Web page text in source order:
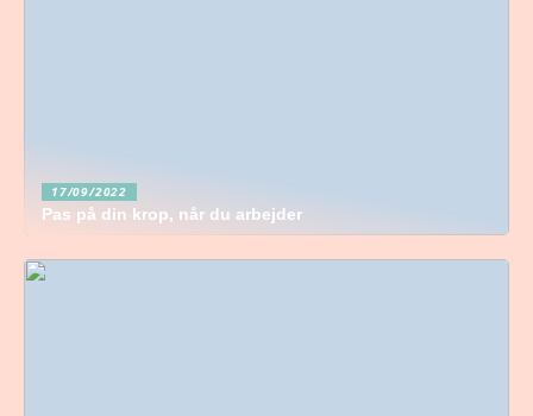
17/09/2022
Pas på din krop, når du arbejder